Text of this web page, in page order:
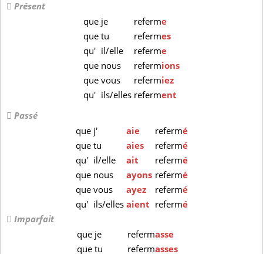
Présent
que je referme
quetu refermes
qu' il/elle referme
que nous refermions
quevous refermiez
qu' ils/elles referment
Passé
que j' aie refermé
que tu aies refermé
qu' il/elle ait refermé
que nous ayons refermé
que vous ayez refermé
qu' ils/elles aient refermé
Imparfait
que je refermasse
que tu refermasses